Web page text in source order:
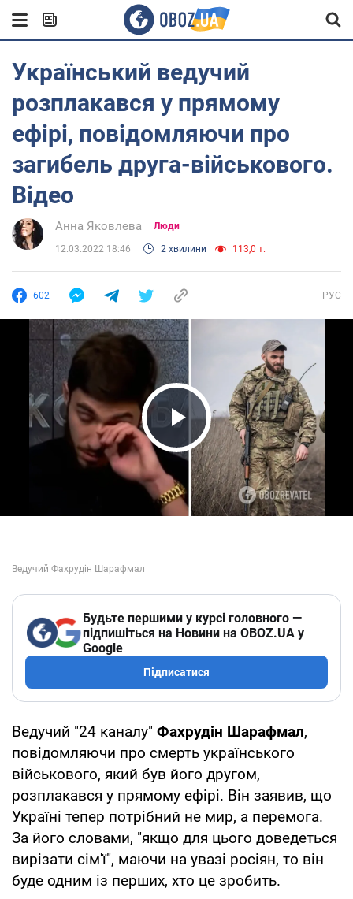
Український ведучий
розплакався у прямому
ефірі, повідомляючи про
загибель друга-військового.
Відео
Анна Яковлева Люди
12.03.2022 18:46 2 хвилини 113,0 т.
602 РУС
Play Video
Будьте першими у курсі головного —
підпишіться на Новини на OBOZ.UA у
Google
Підписатися
Ведучий "24 каналу" Фахрудін Шарафмал,
повідомляючи про смерть українського
військового, який був його другом,
розплакався у прямому ефірі. Він заявив, що
Україні тепер потрібний не мир, а перемога.
За його словами, "якщо для цього доведеться
вирізати сім'ї", маючи на увазі росіян, то він
буде одним із перших, хто це зробить.